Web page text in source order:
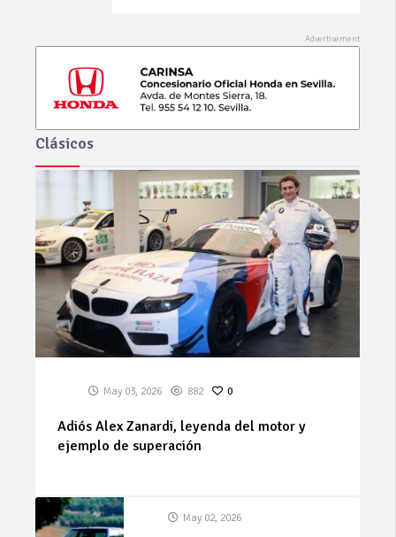
Clásicos
May 03, 2026 882 0
Adiós Alex Zanardi, leyenda del motor y
ejemplo de superación
May 02, 2026